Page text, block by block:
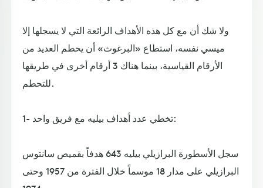
ولا شك أن مع كل هذه الأهداف الرائعة التي لا يسجلها إلا
ميسي نفسه، استطاع «البرغوث» أن يحطم العديد من
الأرقام القياسية، بينما هناك 3 أرقام أخرى في طريقها
للتحطم.
1- تخطي عدد أهداف بيليه مع فريق واحد:
سجل الأسطورة البرازيلي بيليه 643 هدفاً بقميص سانتوس
البرازيلي على مدار 18 موسماً خلال الفترة من 1957 وحتى